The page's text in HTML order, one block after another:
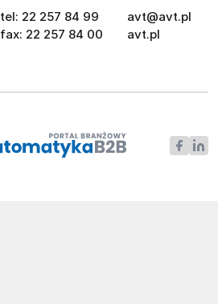
tel: 22 257 84 99
fax: 22 257 84 00
avt@avt.pl
avt.pl